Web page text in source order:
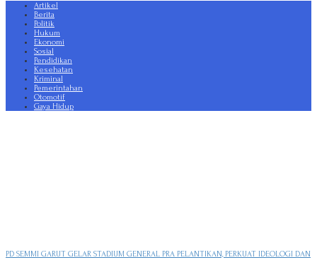
Artikel
Berita
Politik
Hukum
Ekonomi
Sosial
Pendidikan
Kesehatan
Kriminal
Pemerintahan
Otomotif
Gaya Hidup
PD SEMMI GARUT GELAR STADIUM GENERAL PRA PELANTIKAN, PERKUAT IDEOLOGI DAN